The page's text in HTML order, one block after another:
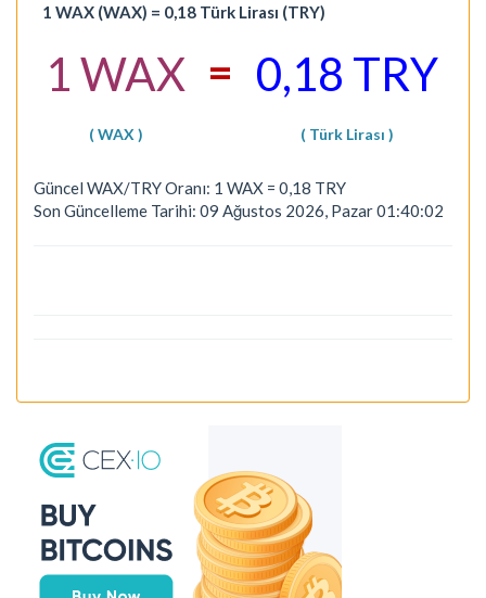
1 WAX (WAX) = 0,18 Türk Lirası (TRY)
1 WAX = 0,18 TRY
( WAX ) ( Türk Lirası )
Güncel WAX/TRY Oranı: 1 WAX = 0,18 TRY
Son Güncelleme Tarihi: 09 Ağustos 2026, Pazar 01:40:02